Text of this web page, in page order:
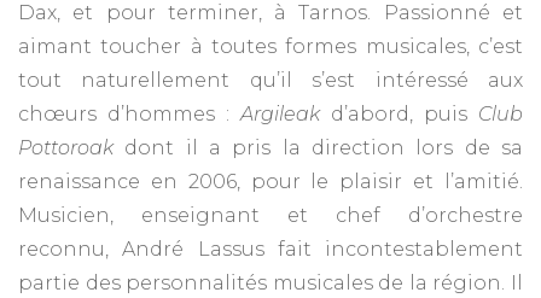
Dax, et pour terminer, à Tarnos. Passionné et
aimant toucher à toutes formes musicales, c’est
tout naturellement qu’il s’est intéressé aux
chœurs d’hommes :Argileakd’abord, puis Club
Pottoroakdont il a pris la direction lors de sa
renaissance en 2006, pour le plaisir et l’amitié.
Musicien, enseignant et chef d’orchestre
reconnu, André Lassus fait incontestablement
partie des personnalités musicales de la région. Il